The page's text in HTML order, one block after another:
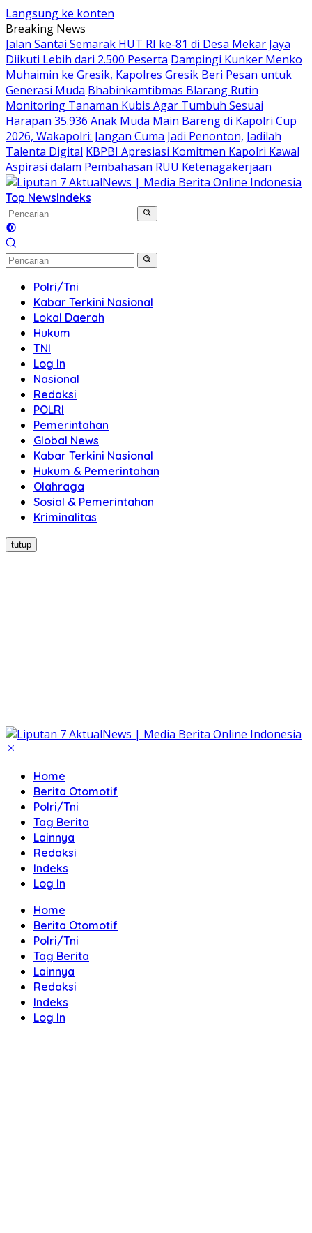
Langsung ke konten
Breaking News
Jalan Santai Semarak HUT RI ke-81 di Desa Mekar Jaya
Diikuti Lebih dari 2.500 Peserta Dampingi Kunker Menko
Muhaimin ke Gresik, Kapolres Gresik Beri Pesan untuk
Generasi Muda Bhabinkamtibmas Blarang Rutin
Monitoring Tanaman Kubis Agar Tumbuh Sesuai
Harapan 35.936 Anak Muda Main Bareng di Kapolri Cup
2026, Wakapolri: Jangan Cuma Jadi Penonton, Jadilah
Talenta Digital KBPBI Apresiasi Komitmen Kapolri Kawal
Aspirasi dalam Pembahasan RUU Ketenagakerjaan
Top NewsIndeks
Polri/Tni
Kabar Terkini Nasional
Lokal Daerah
Hukum
TNI
Log In
Nasional
Redaksi
POLRI
Pemerintahan
Global News
Kabar Terkini Nasional
Hukum & Pemerintahan
Olahraga
Sosial & Pemerintahan
Kriminalitas
tutup
Home
Berita Otomotif
Polri/Tni
Tag Berita
Lainnya
Redaksi
Indeks
Log In
Home
Berita Otomotif
Polri/Tni
Tag Berita
Lainnya
Redaksi
Indeks
Log In